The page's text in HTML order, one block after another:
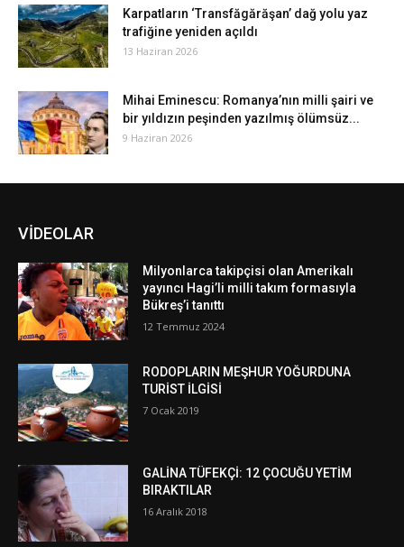
Karpatların ‘Transfăgărăşan’ dağ yolu yaz
trafiğine yeniden açıldı
13 Haziran 2026
Mihai Eminescu: Romanya’nın milli şairi ve
bir yıldızın peşinden yazılmış ölümsüz...
9 Haziran 2026
VİDEOLAR
Milyonlarca takipçisi olan Amerikalı
yayıncı Hagi’li milli takım formasıyla
Bükreş’i tanıttı
12 Temmuz 2024
RODOPLARIN MEŞHUR YOĞURDUNA
TURİST İLGİSİ
7 Ocak 2019
GALİNA TÜFEKÇİ: 12 ÇOCUĞU YETİM
BIRAKTILAR
16 Aralık 2018